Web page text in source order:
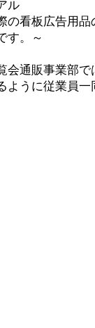
ル
看板広告用品
す。～
会通販事業部
ように従業員